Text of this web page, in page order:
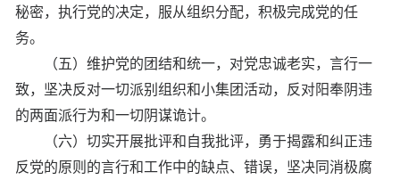
秘密，执行党的决定，服从组织分配，积极完成党的任
务。
（五）维护党的团结和统一，对党忠诚老实，言行一
致，坚决反对一切派别组织和小集团活动，反对阳奉阴违
的两面派行为和一切阴谋诡计。
（六）切实开展批评和自我批评，勇于揭露和纠正违
反党的原则的言行和工作中的缺点、错误，坚决同消极腐